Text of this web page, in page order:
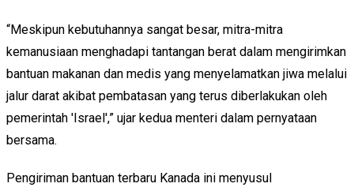
“Meskipun kebutuhannya sangat besar, mitra-mitra
kemanusiaan menghadapi tantangan berat dalam mengirimkan
bantuan makanan dan medis yang menyelamatkan jiwa melalui
jalur darat akibat pembatasan yang terus diberlakukan oleh
pemerintah 'Israel',” ujar kedua menteri dalam pernyataan
bersama.
Pengiriman bantuan terbaru Kanada ini menyusul